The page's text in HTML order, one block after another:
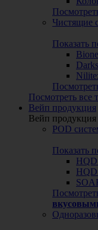
Чистящие
Показать
Посмотреть все
Вейп продукция
Вейп продукция
POD
Показать